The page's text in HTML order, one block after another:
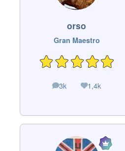
orso
Gran Maestro
3k
messaggi1,4k
Reputazione